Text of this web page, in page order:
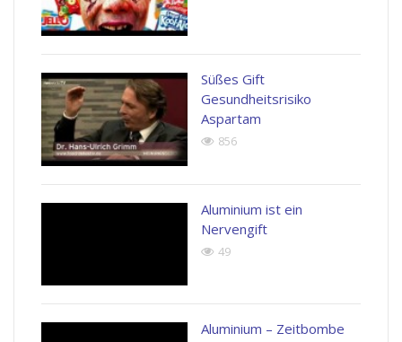
Süßes Gift
Gesundheitsrisiko
Aspartam
856
Aluminium ist ein
Nervengift
49
Aluminium – Zeitbombe